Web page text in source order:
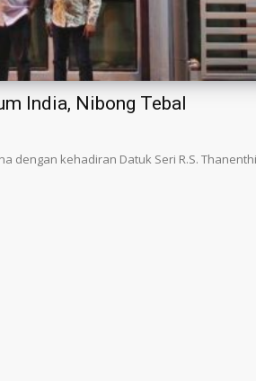
India, Nibong Tebal
dengan kehadiran Datuk Seri R.S.